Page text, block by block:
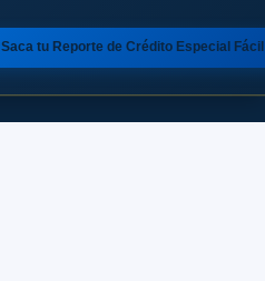
Saca tu Reporte de Crédito Especial Fácil